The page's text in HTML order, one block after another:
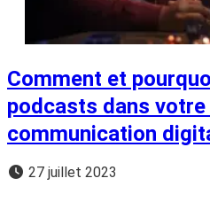
Comment et
podcasts dans
communication
27 juillet 2023